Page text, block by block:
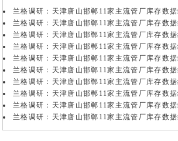
兰格调研：天津唐山邯郸11家主流管厂库存数据
兰格调研：天津唐山邯郸11家主流管厂库存数据
兰格调研：天津唐山邯郸11家主流管厂库存数据
兰格调研：天津唐山邯郸11家主流管厂库存数据
兰格调研：天津唐山邯郸11家主流管厂库存数据
兰格调研：天津唐山邯郸11家主流管厂库存数据
兰格调研：天津唐山邯郸11家主流管厂库存数据
兰格调研：天津唐山邯郸11家主流管厂库存数据
兰格调研：天津唐山邯郸11家主流管厂库存数据
兰格调研：天津唐山邯郸11家主流管厂库存数据